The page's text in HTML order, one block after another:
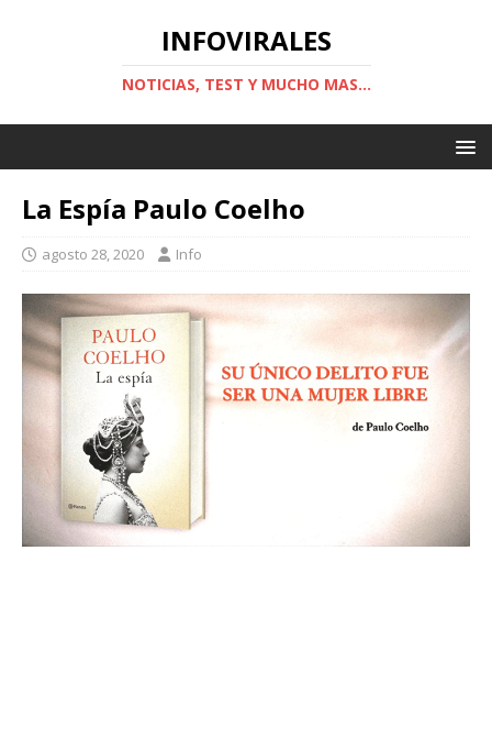
INFOVIRALES
NOTICIAS, TEST Y MUCHO MAS...
La Espía Paulo Coelho
agosto 28, 2020 Info